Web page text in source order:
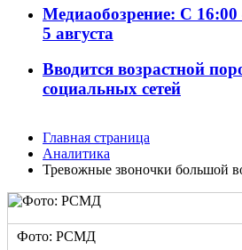
Медиаобозрение: С 16:00
5 августа
Вводится возрастной
социальных сетей
Главная страница
Аналитика
Тревожные звоночки большой
Фото: РСМД